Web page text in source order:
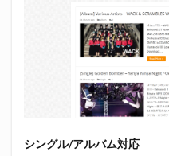
シングル/アルバム対応